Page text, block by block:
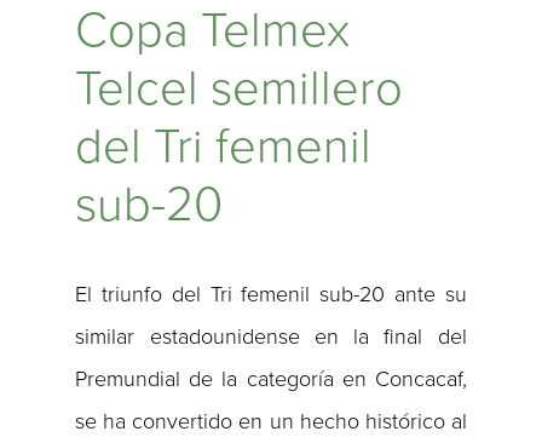
Copa Telmex
Telcel semillero
del Tri femenil
sub-20
El triunfo del Tri femenil sub-20 ante su
similar estadounidense en la final del
Premundial de la categoría en Concacaf,
se ha convertido en un hecho histórico al